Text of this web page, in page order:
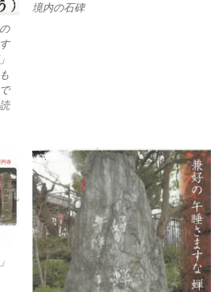
境内の石碑